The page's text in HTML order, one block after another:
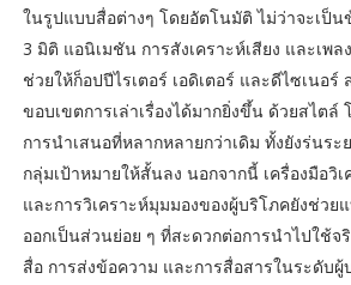
ในรูปแบบสื่อต่างๆ โดยอัตโนมัติ ไม่ว่าจะเป็
3 มิติ แอนิเมชัน การสังเคราะห์เสียง และเพล
ช่วยให้ก็อปปีไรเตอร์ เอดิเตอร์ และดีไซเนอร์
ขอบเขตการเล่าเรื่องได้มากยิ่งขึ้น ด้วยสไต
การนำเสนอที่หลากหลายกว่าเดิม ทั้งยังร่นระ
กลุ่มเป้าหมายให้สั้นลง นอกจากนี้ เครื่องมือวิ
และการวิเคราะห์มุมมองของผู้บริโภคยังช่ว
ออกเป็นส่วนย่อย ๆ ที่สะดวกต่อการนำไปใช้จ
สื่อ การส่งข้อความ และการสื่อสารในระดับ